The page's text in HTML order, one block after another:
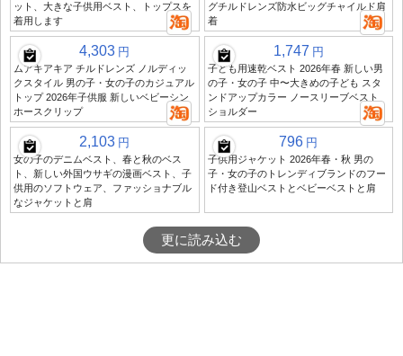
ット、大きな子供用ベスト、トップスを
着用します
グチルドレンズ防水ビッグチャイルド肩
着
4,303 円
ムアキアキア チルドレンズ ノルディッ
クスタイル 男の子・女の子のカジュアル
トップ 2026年子供服 新しいベビーシン
ホースクリップ
1,747 円
子ども用速乾ベスト 2026年春 新しい男
の子・女の子 中〜大きめの子ども スタ
ンドアップカラー ノースリーブベスト
ショルダー
2,103 円
女の子のデニムベスト、春と秋のベス
ト、新しい外国ウサギの漫画ベスト、子
供用のソフトウェア、ファッショナブル
なジャケットと肩
796 円
子供用ジャケット 2026年春・秋 男の
子・女の子のトレンディブランドのフー
ド付き登山ベストとベビーベストと肩
更に読み込む